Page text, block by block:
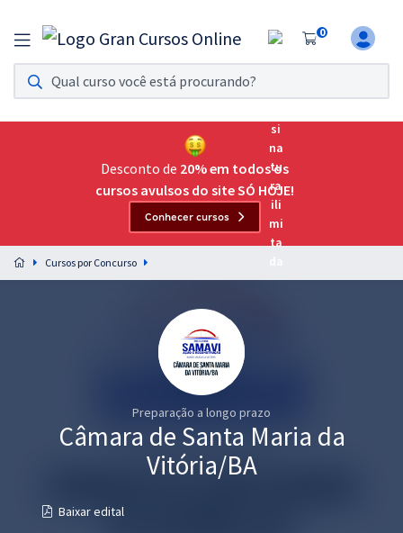
0
Assinatura Ilimitada 11
Acesso a todos os cursos. Teste grátis por 7 dias!
Assinatura OAB Até Passar
Acesso ilimitado a toda preparação para o Exame da
Preparação completa e intensiva para as principais
residências em saúde do Brasil
Desconto de 20% em todos os
cursos avulsos do site SÓ HOJE!
Conhecer cursos
Cursos por Concurso
Preparação a longo prazo
Câmara de Santa Maria da
Vitória/BA
Baixar edital